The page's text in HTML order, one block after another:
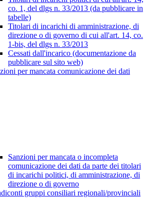
co. 1, del dlgs n. 33/2013 (da pubblicare in
tabelle)
Titolari di incarichi di amministrazione, di
direzione o di governo di cui all'art. 14, co.
1-bis, del dlgs n. 33/2013
Cessati dall'incarico (documentazione da
pubblicare sul sito web)
per mancata comunicazione dei dati
Sanzioni per mancata o incompleta
comunicazione dei dati da parte dei titolari
di incarichi politici, di amministrazione, di
direzione o di governo
gruppi consiliari regionali/provinciali